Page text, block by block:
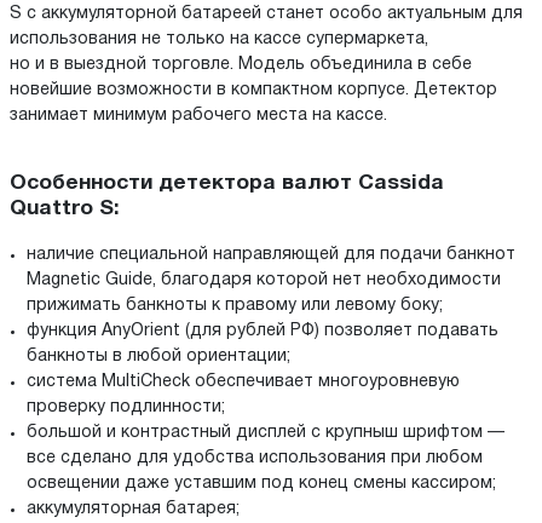
S с аккумуляторной батареей станет особо актуальным для
использования не только на кассе супермаркета,
но и в выездной торговле. Модель объединила в себе
новейшие возможности в компактном корпусе. Детектор
занимает минимум рабочего места на кассе.
Особенности детектора валют Cassida
Quattro S:
наличие специальной направляющей для подачи банкнот
Magnetic Guide, благодаря которой нет необходимости
прижимать банкноты к правому или левому боку;
функция AnyOrient (для рублей РФ) позволяет подавать
банкноты в любой ориентации;
система MultiCheck обеспечивает многоуровневую
проверку подлинности;
большой и контрастный дисплей с крупныш шрифтом —
все сделано для удобства использования при любом
освещении даже уставшим под конец смены кассиром;
аккумуляторная батарея;